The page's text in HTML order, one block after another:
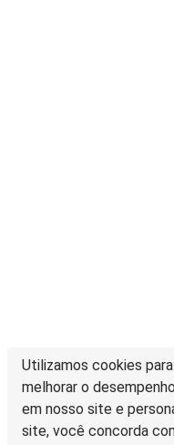
Utilizamos cookies
melhorar o
em nosso site e
site, você concorda